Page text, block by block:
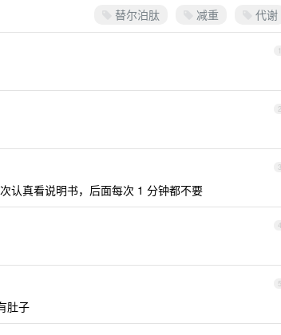
替尔泊肽 减重 代谢
1
2
3
认真看说明书，后面每次 1 分钟都不要
4
5
肚子